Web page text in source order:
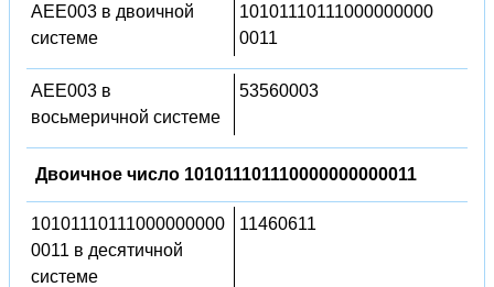
AEE003 в двоичной
системе
10101110111000000000
0011
AEE003 в
восьмеричной системе
53560003
Двоичное число 101011101110000000000011
10101110111000000000
0011 в десятичной
системе
11460611